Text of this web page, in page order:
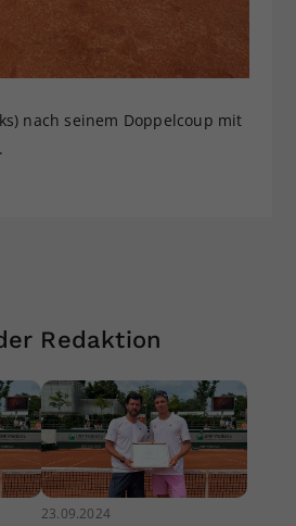
nach seinem Doppelcoup mit
Redaktion
23.09.2024